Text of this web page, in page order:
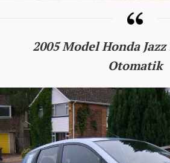
2005 Model Honda
Otomatik